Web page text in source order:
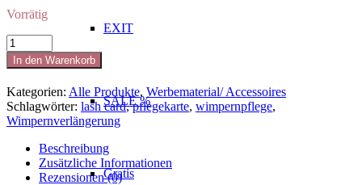
EXIT
SALE %
Gratis
9,81 €.
Vorrätig
my
lash
card
-
10
Stück
"deutsch"
Menge
In den Warenkorb
Kategorien: Alle Produkte, Werbematerial/ Accessoires
Schlagwörter: lash card,pflegekarte, wimpernpflege,
Wimpernverlängerung
Beschreibung
Zusätzliche Informationen
Rezensionen (0)